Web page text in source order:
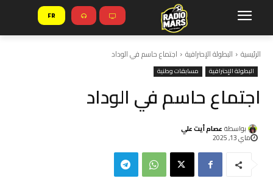
FR
الرئيسية البطولة الإحترافية اجتماع حاسم في الوداد
البطولة الإحترافية مسابقات وطنية
اجتماع حاسم في الوداد
بواسطة عصام أيت علي
ماي 13, 2025